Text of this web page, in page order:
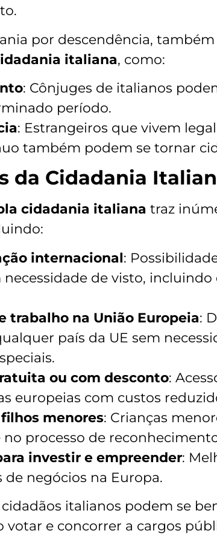
por descendência,
italiana, como:
: Cônjuges de italianos
período.
: Estrangeiros que vivem
também podem se tornar
da Cidadania
cidadania italiana traz
internacional:
necessidade de visto,
trabalho na União Europeia:
país da UE sem
ou com desconto:
europeias com custos
menores: Crianças
processo de
investir e empreender:
negócios na Europa.
italianos podem se
votar e concorrer a cargos